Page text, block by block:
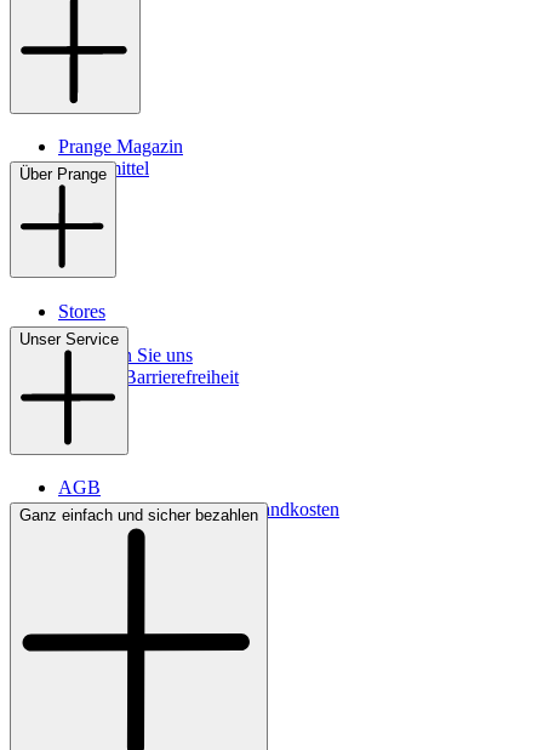
Prange Magazin
Pflegemittel
Über Prange
Stores
Kontakt
So finden Sie uns
Digitale Barrierefreiheit
Unser Service
AGB
Lieferbedingungen & Versandkosten
Bezahlung
Ganz einfach und sicher bezahlen